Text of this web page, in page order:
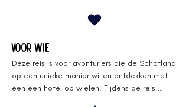
- Eten: Ontbijt, Lunchpakket en diner.​​
Alle activiteiten:​​
-Hikes
-Hike langs de Devil’s Staircase
-Hike naar de Old Man of Storr
-Snacks, frisdrank en alcoholische dranken
Voor wie
Deze reis is voor avonturiers die de Schotland
op een unieke manier willen ontdekken met
een een hotel op wielen. Tijdens de reis